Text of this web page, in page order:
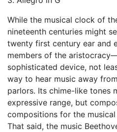
While the musical clock of
nineteenth centuries might
twenty first century ear and
members of the
sophisticated device, not
way to hear music away
parlors. Its chime-like tones
expressive range, but
compositions for the
That said, the music